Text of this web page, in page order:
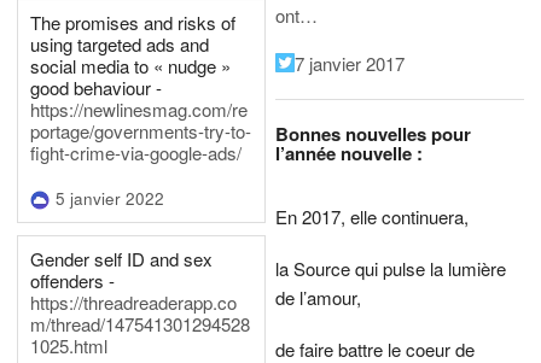
The promises and risks of
using targeted ads and
social media to « nudge »
good behaviour -
https://newlinesmag.com/re
portage/governments-try-to-
fight-crime-via-google-ads/
5 janvier 2022
Gender self ID and sex
offenders -
https://threadreaderapp.co
m/thread/147541301294528
1025.html
ont…
7 janvier 2017
Bonnes nouvelles pour
l’année nouvelle :
En 2017, elle continuera,
la Source qui pulse la lumière
de l’amour,
de faire battre le coeur de